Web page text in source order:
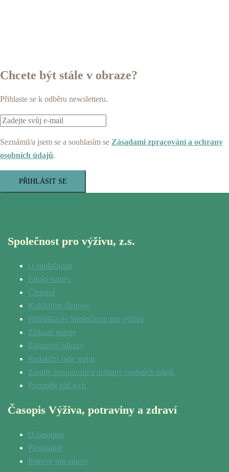
Chcete být stále v obraze?
Přihlaste se k odběru newsletteru.
Seznámil/a jsem se a souhlasím se Zásadami zpracování a ochrany
osobních údajů.
PŘIHLÁSIT SE
Společnost pro výživu, z.s.
O společnosti
Etický kodex
Členství
Kolektivní členové
Přihláška do Společnosti pro výživu
Získané granty
Zajímavé odkazy
Redakční rada webu
Zásady zpracování a ochrany osobních údajů
Podpořte náš web
Časopis Výživa, potraviny a zdraví
O časopisu
Předplatné
Pokyny pro autory